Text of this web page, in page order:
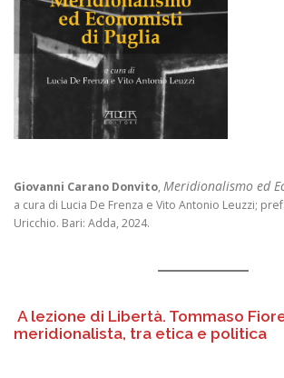
Giovanni Carano Donvito, Meridionalismo ed
a cura di Lucia De Frenza e Vito Antonio Leuzzi;
Uricchio. Bari: Adda, 2024.
A lezione di Libertà. Tommaso
meridionalista, tra etica e politica